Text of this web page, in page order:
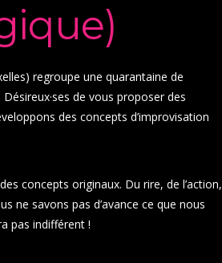
regroupe une quarantaine de
Désireux·ses de vous proposer des
des concepts d’improvisation
concepts originaux. Du rire, de l’action,
ne savons pas d’avance ce que nous
pas indifférent !